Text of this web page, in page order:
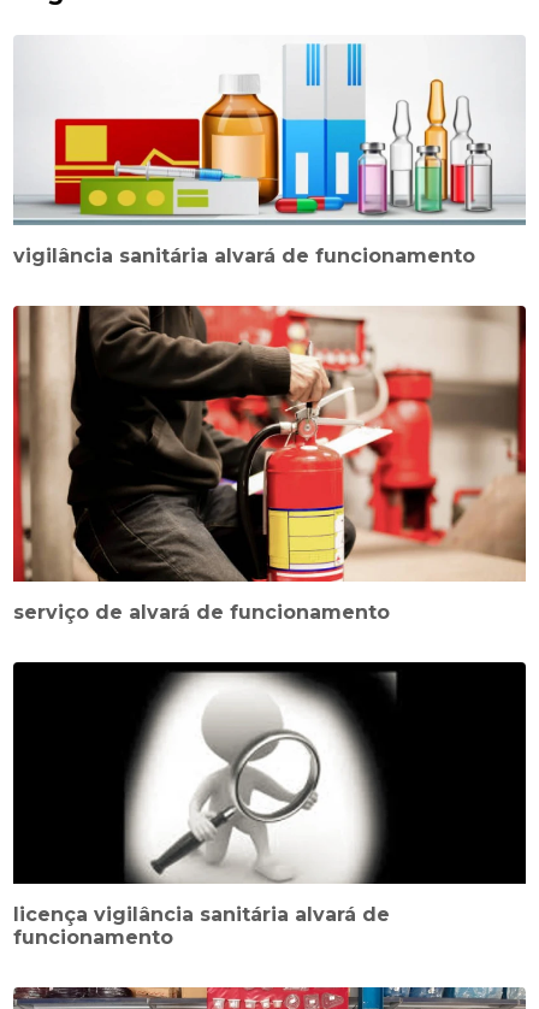
vigilância sanitária alvará de funcionamento
serviço de alvará de funcionamento
licença vigilância sanitária alvará de
funcionamento